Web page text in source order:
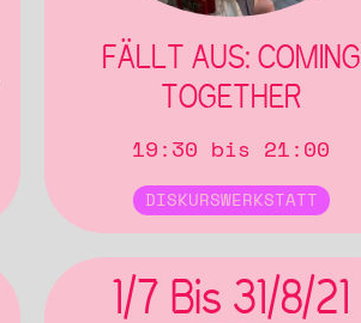
FÄLLT AUS: COMING
TOGETHER
19:30 bis 21:00
DISKURSWERKSTATT
1/7 Bis 31/8/21